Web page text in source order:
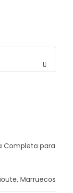
Completa para
Marruecos